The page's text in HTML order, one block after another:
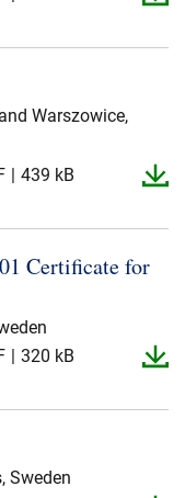
Warszowice,
439 kB
Certificate for
320 kB
Sweden